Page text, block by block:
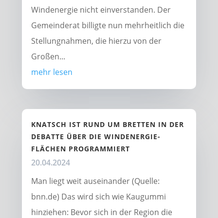
Windenergie nicht einverstanden. Der
Gemeinderat billigte nun mehrheitlich die
Stellungnahmen, die hierzu von der
Großen...
mehr lesen
KNATSCH IST RUND UM BRETTEN IN DER
DEBATTE ÜBER DIE WINDENERGIE-
FLÄCHEN PROGRAMMIERT
20.04.2024
Man liegt weit auseinander (Quelle:
bnn.de) Das wird sich wie Kaugummi
hinziehen: Bevor sich in der Region die